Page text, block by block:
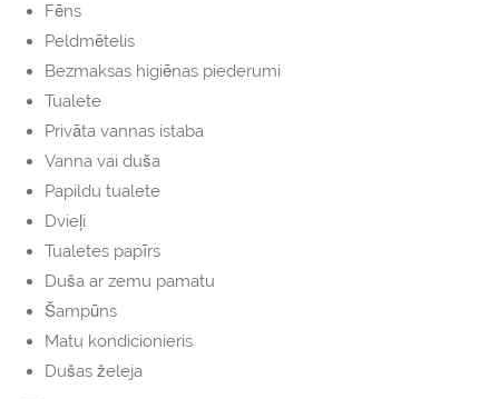
Fēns
Peldmētelis
Bezmaksas higiēnas piederumi
Tualete
Privāta vannas istaba
Vanna vai duša
Papildu tualete
Dvieļi
Tualetes papīrs
Duša ar zemu pamatu
Šampūns
Matu kondicionieris
Dušas želeja